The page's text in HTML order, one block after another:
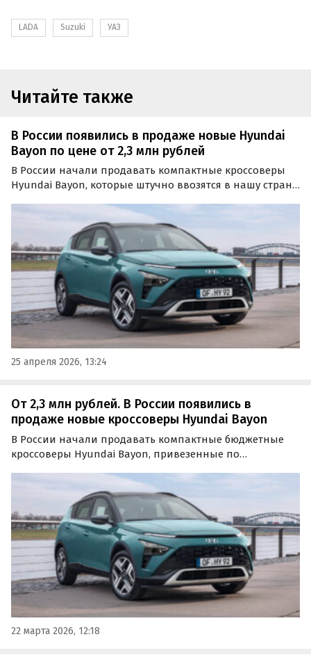
LADA Suzuki УАЗ
Читайте также
В России появились в продаже новые Hyundai
Bayon по цене от 2,3 млн рублей
В России начали продавать компактные кроссоверы
Hyundai Bayon, которые штучно ввозятся в нашу страну
доступно три таких автомобиля, самый дешевый из
которых стоит 2 320 000 рублей, пишет портал…
25 апреля 2026, 13:24
От 2,3 млн рублей. В России появились в
продаже новые кроссоверы Hyundai Bayon
В России начали продавать компактные бюджетные
кроссоверы Hyundai Bayon, привезенные по
наличии есть только два таких автомобиля: первый
стоит 2 320 000 рублей, а второй оценён в 2 506 000
рублей, сообщают…
22 марта 2026, 12:18